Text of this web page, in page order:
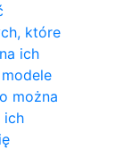
które
ich
można
ich